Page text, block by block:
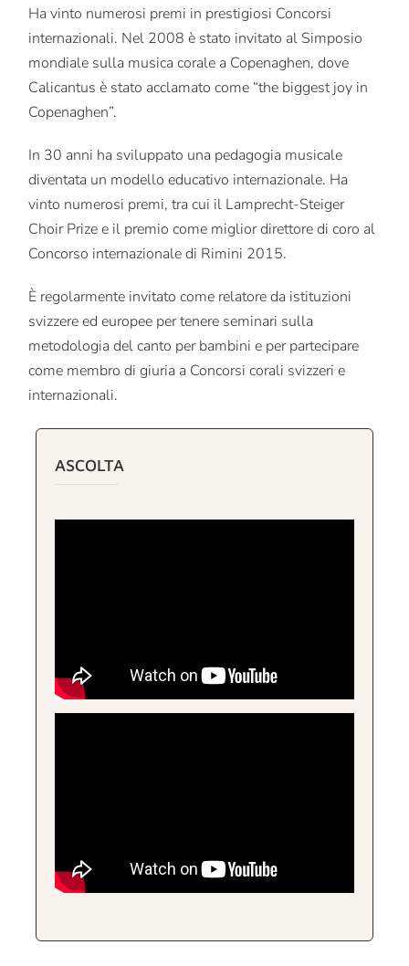
Ha vinto numerosi premi in prestigiosi Concorsi
internazionali. Nel 2008 è stato invitato al Simposio
mondiale sulla musica corale a Copenaghen, dove
Calicantus è stato acclamato come “the biggest joy in
Copenaghen”.
In 30 anni ha sviluppato una pedagogia musicale
diventata un modello educativo internazionale. Ha
vinto numerosi premi, tra cui il Lamprecht-Steiger
Choir Prize e il premio come miglior direttore di coro al
Concorso internazionale di Rimini 2015.
È regolarmente invitato come relatore da istituzioni
svizzere ed europee per tenere seminari sulla
metodologia del canto per bambini e per partecipare
come membro di giuria a Concorsi corali svizzeri e
internazionali.
ASCOLTA